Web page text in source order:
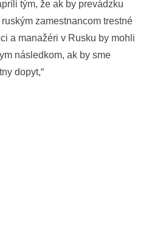
tým, že ak by prevádzku
zamestnancom trestné
a manažéri v Rusku by mohli
následkom, ak by sme
dopyt,“